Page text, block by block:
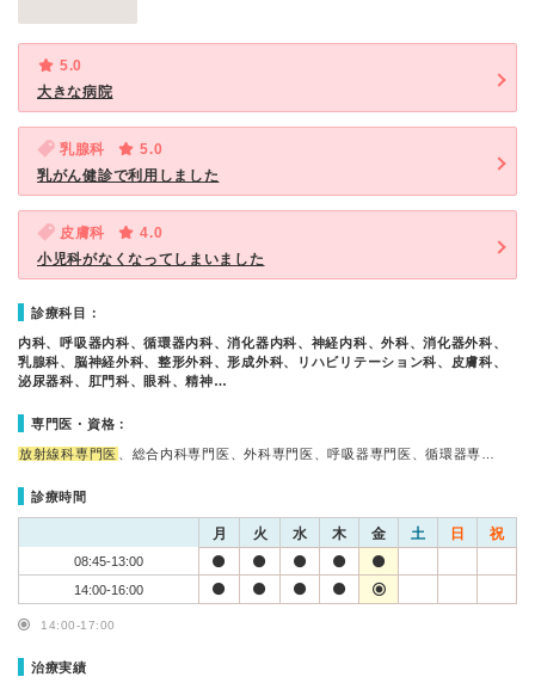
5.0
大きな病院
乳腺科
5.0
乳がん健診で利用しました
皮膚科
4.0
小児科がなくなってしまいました
診療科目：
内科、呼吸器内科、循環器内科、消化器内科、神経内科、外科、消化器外科、
乳腺科、脳神経外科、整形外科、形成外科、リハビリテーション科、皮膚科、
泌尿器科、肛門科、眼科、精神…
専門医・資格：
放射線科専門医 、総合内科専門医、外科専門医、呼吸器専門医、循環器専…
診療時間
月 火 水 木 金 土 日 祝
08:45-13:00
14:00-16:00
14:00-17:00
治療実績